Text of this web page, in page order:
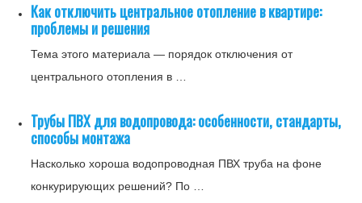
Как отключить центральное отопление в квартире:
проблемы и решения
Тема этого материала — порядок отключения от
центрального отопления в …
Трубы ПВХ для водопровода: особенности, стандарты,
способы монтажа
Насколько хороша водопроводная ПВХ труба на фоне
конкурирующих решений? По …